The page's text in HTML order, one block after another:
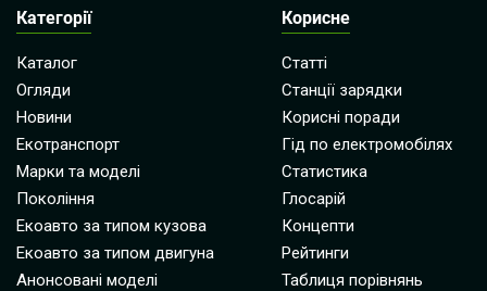
Категорії
Каталог
Огляди
Новини
Екотранспорт
Марки та моделі
Покоління
Екоавто за типом кузова
Екоавто за типом двигуна
Анонсовані моделі
Корисне
Статті
Станції зарядки
Корисні поради
Гід по електромобілях
Статистика
Глосарій
Концепти
Рейтинги
Таблиця порівнянь